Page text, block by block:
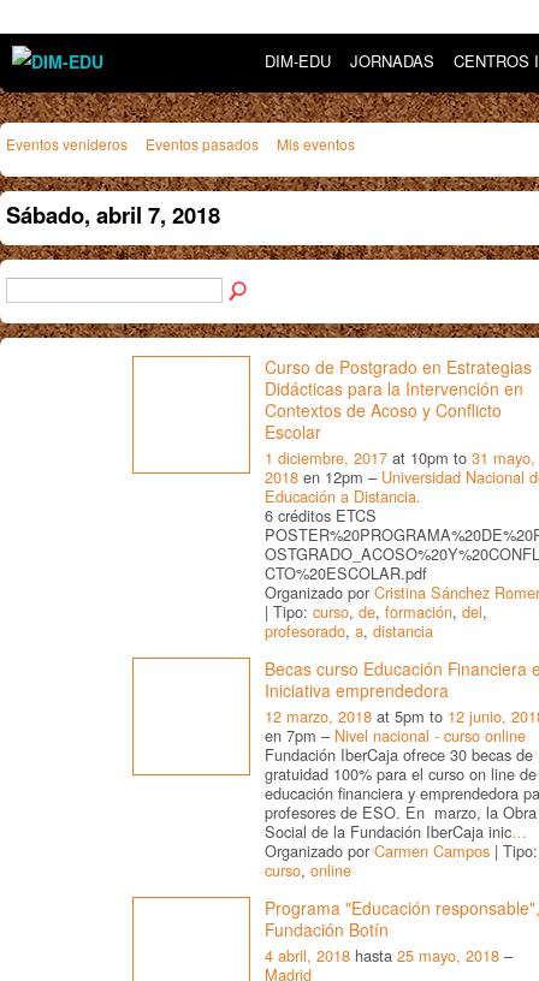
DIM-EDU JORNADAS CENTROS
Eventos venideros Eventos pasados Mis eventos
Sábado, abril 7, 2018
Curso de Postgrado en Estrategias
Didácticas para la Intervención en
Contextos de Acoso y Conflicto
Escolar
1 diciembre, 2017 at 10pm to 31 mayo,
2018 en 12pm – Universidad Nacional
Educación a Distancia.
6 créditos ETCS
CTO%20ESCOLAR.pdf
Organizado por Cristina Sánchez
| Tipo: curso, de, formación, del,
profesorado, a, distancia
Becas curso Educación Financiera
Iniciativa emprendedora
12 marzo, 2018 at 5pm to 12 junio,
en 7pm – Nivel nacional - curso online
Fundación IberCaja ofrece 30 becas de
gratuidad 100% para el curso on line de
educación financiera y emprendedora
profesores de ESO. En marzo, la Obra
Social de la Fundación IberCaja inic…
Organizado por Carmen Campos | Tipo:
curso, online
Programa "Educación responsable",
Fundación Botín
4 abril, 2018 hasta 25 mayo, 2018 –
Madrid